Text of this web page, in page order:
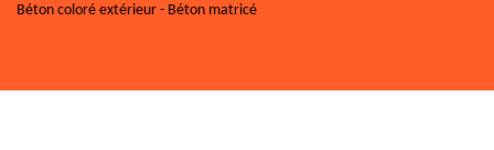
Béton coloré extérieur - Béton matricé